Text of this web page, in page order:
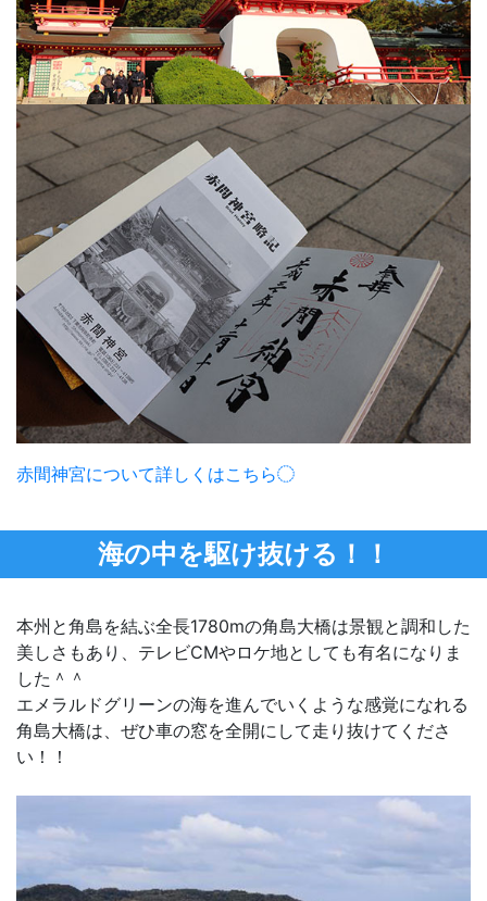
赤間神宮について詳しくはこちら
海の中を駆け抜ける！！
本州と角島を結ぶ全長1780ⅿの角島大橋は景観と調和した
美しさもあり、テレビCMやロケ地としても有名になりま
した＾＾
エメラルドグリーンの海を進んでいくような感覚になれる
角島大橋は、ぜひ車の窓を全開にして走り抜けてくださ
い！！